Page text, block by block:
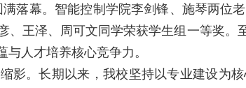
落幕。智能控制学院李剑锋、施琴两位
、王泽、周可文同学荣获学生组 一等奖。
人才培养核心竞争力。
影。长期以来，我校坚持以专业建设为